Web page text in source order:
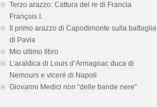
Terzo arazzo: Cattura del re di Francia
François I.
Il primo arazzo di Capodimonte sulla battaglia
di Pavia
Mio ultimo libro
L’araldica di Louis d’Armagnac duca di
Nemours e viceré di Napoli
Giovanni Medici non “delle bande nere”